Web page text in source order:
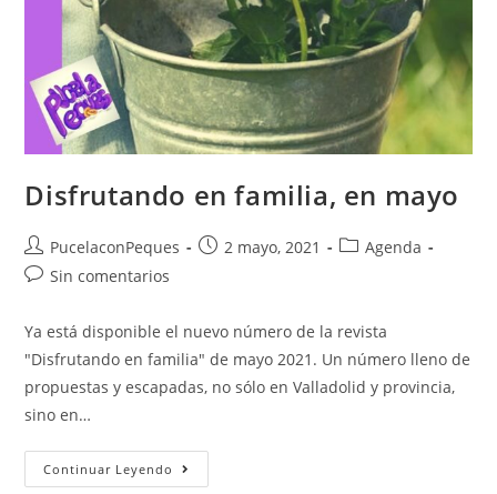
Disfrutando en familia, en mayo
PucelaconPeques 2 mayo, 2021
Agenda
Sin comentarios
Ya está disponible el nuevo número de la revista
"Disfrutando en familia" de mayo 2021. Un número lleno de
propuestas y escapadas, no sólo en Valladolid y provincia,
sino en…
Continuar Leyendo